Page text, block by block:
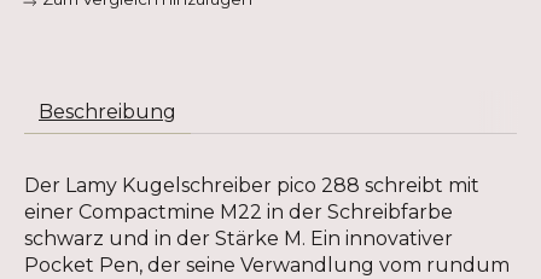
Beschreibung
Der Lamy Kugelschreiber pico 288 schreibt mit
einer Compactmine M22 in der Schreibfarbe
schwarz und in der Stärke M. Ein innovativer
Pocket Pen, der seine Verwandlung vom rundum